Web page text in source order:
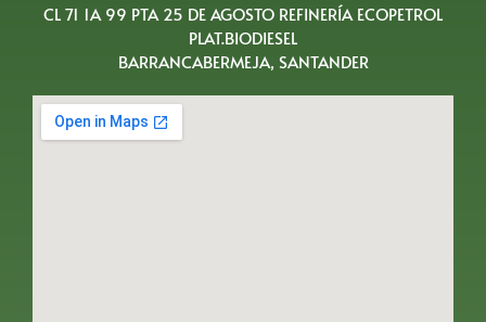
CL 71 1A 99 PTA 25 DE AGOSTO REFINERÍA ECOPETROL
PLAT.BIODIESEL
BARRANCABERMEJA, SANTANDER